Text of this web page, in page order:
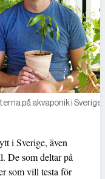
på akvaponik i Sverige.
i Sverige, även
De som deltar på
som vill testa för